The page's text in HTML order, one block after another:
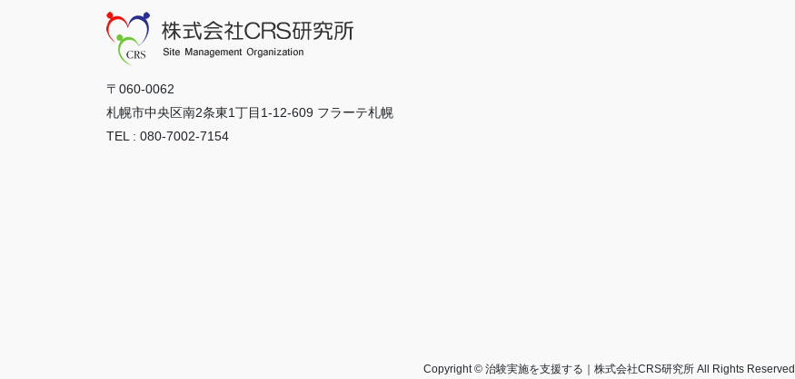
〒060-0062
札幌市中央区南2条東1丁目1-12-609 フラーテ札幌
TEL : 080-7002-7154
Copyright © 治験実施を支援する｜株式会社CRS研究所 All Rights Reserved.